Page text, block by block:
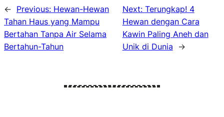
← Previous: Hewan-Hewan
Tahan Haus yang Mampu
Bertahan Tanpa Air Selama
Bertahun-Tahun
Next: Terungkap! 4
Hewan dengan Cara
Kawin Paling Aneh dan
Unik di Dunia
→